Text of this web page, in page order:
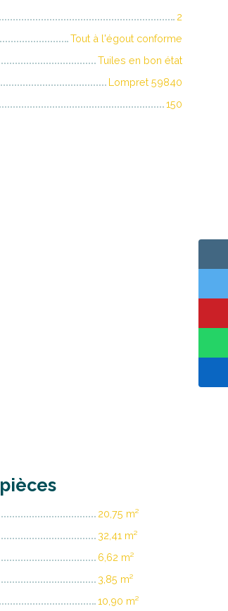
2
Tout à l'égout conforme
Tuiles en bon état
Lompret 59840
150
pièces
20,75 m²
32,41 m²
6,62 m²
3,85 m²
10,90 m²